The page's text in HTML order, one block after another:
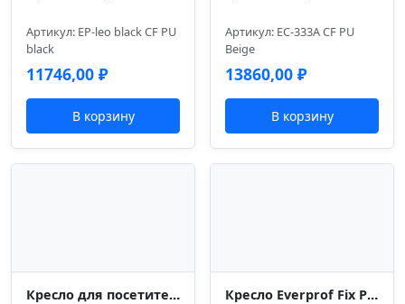
Артикул: EP-leo black CF PU
black
11746,00 ₽
В корзину
Артикул: EC-333A CF PU
Beige
13860,00 ₽
В корзину
Кресло для посетителей Everprof Orion Mini (Орион Мини) ST Экокожа Черный Кресло Everprof Fix Plus (Фикс Плюс) Экокожа Черный